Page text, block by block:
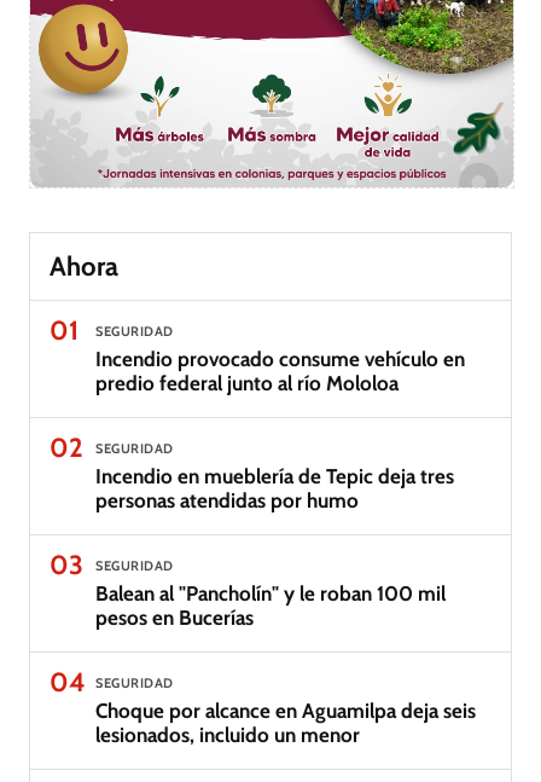
Ahora
01
SEGURIDAD
Incendio provocado consume vehículo en
predio federal junto al río Mololoa
02 SEGURIDAD
Incendio en mueblería de Tepic deja tres
personas atendidas por humo
03 SEGURIDAD
Balean al "Pancholín" y le roban 100 mil
pesos en Bucerías
04 SEGURIDAD
Choque por alcance en Aguamilpa deja seis
lesionados, incluido un menor